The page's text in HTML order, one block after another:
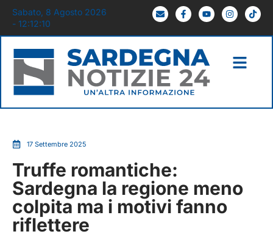
Sabato, 8 Agosto 2026
- 12:12:11
17 Settembre 2025
Truffe romantiche:
Sardegna la regione meno
colpita ma i motivi fanno
riflettere